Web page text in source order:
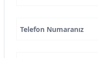
Telefon Numaranız